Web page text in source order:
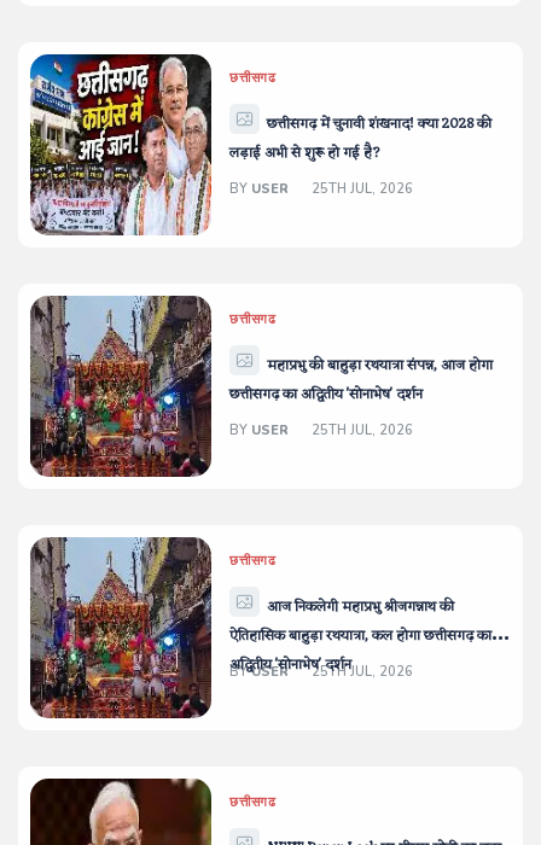
छत्तीसगढ
छत्तीसगढ़ में चुनावी शंखनाद! क्या 2028 की
लड़ाई अभी से शुरू हो गई है?
BY USER 25TH JUL, 2026
छत्तीसगढ
महाप्रभु की बाहुड़ा रथयात्रा संपन्न, आज होगा
छत्तीसगढ़ का अद्वितीय 'सोनाभेष' दर्शन
BY USER 25TH JUL, 2026
छत्तीसगढ
आज निकलेगी महाप्रभु श्रीजगन्नाथ की
ऐतिहासिक बाहुड़ा रथयात्रा, कल होगा छत्तीसगढ़ का
अद्वितीय 'सोनाभेष' दर्शन
BYUSER 25TH JUL, 2026
छत्तीसगढ